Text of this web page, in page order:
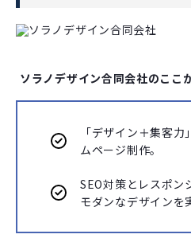
ソラノデザイン合同会社のここ
「デザイン＋集客
ムページ制作。
SEO対策とレスポン
モダンなデザインを